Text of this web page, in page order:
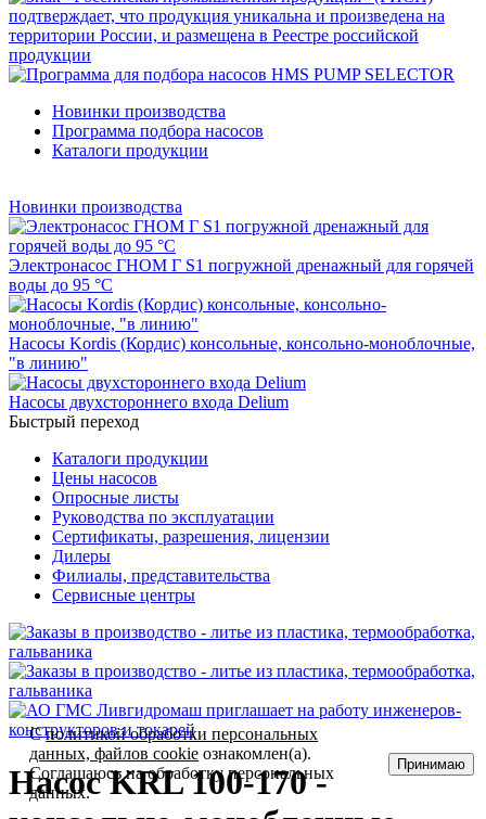
Новинки производства
Программа подбора насосов
Каталоги продукции
Новинки производства
Электронасос ГНОМ Г S1 погружной дренажный для горячей
воды до 95 °С
Насосы Kordis (Кордис) консольные, консольно-моноблочные,
"в линию"
Насосы двухстороннего входа Delium
Быстрый переход
Каталоги продукции
Цены насосов
Опросные листы
Руководства по эксплуатации
Сертификаты, разрешения, лицензии
Дилеры
Филиалы, представительства
Сервисные центры
Насос KRL 100-170 -
Сполитикой обработки персональных
данных, файлов cookie ознакомлен(а).
Соглашаюсь на обработку персональных
данных.
Принимаю